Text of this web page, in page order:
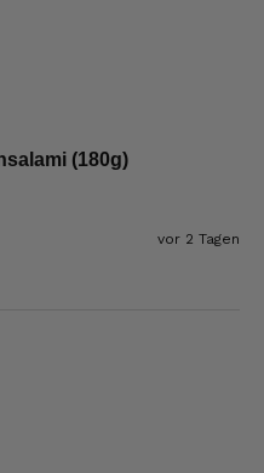
(180g)
vor 2 Tagen